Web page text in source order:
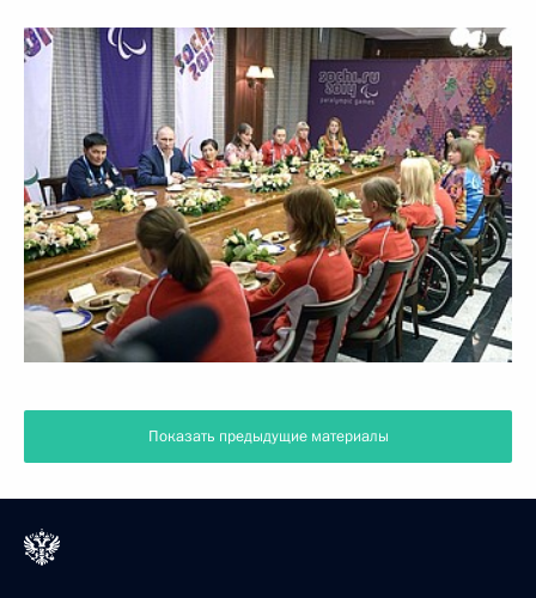
Показать предыдущие материалы